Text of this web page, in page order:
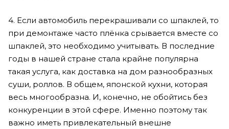
4. Если автомобиль перекрашивали со шпаклей, то
при демонтаже часто плёнка срывается вместе со
шпаклей, это необходимо учитывать. В последние
годы в нашей стране стала крайне популярна
такая услуга, как доставка на дом разнообразных
суши, роллов. В общем, японской кухни, которая
весь многообразна. И, конечно, не обойтись без
конкуренции в этой сфере. Именно поэтому так
важно иметь привлекательный внешне